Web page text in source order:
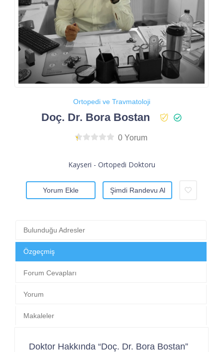
Ortopedi ve Travmatoloji
Doç. Dr. Bora Bostan
0 Yorum
Kayseri - Ortopedi Doktoru
Yorum Ekle Şimdi Randevu Al
Bulunduğu Adresler
Özgeçmiş
Forum Cevapları
Yorum
Makaleler
Doktor Hakkında “Doç. Dr. Bora Bostan”